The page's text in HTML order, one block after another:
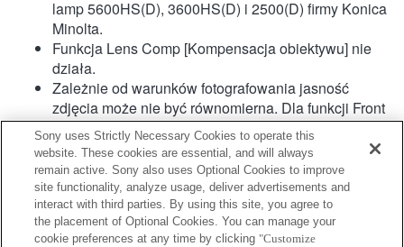
lamp 5600HS(D), 3600HS(D) i 2500(D) firmy Konica
Minolta.
Funkcja Lens Comp [Kompensacja obiektywu] nie
działa.
Zależnie od warunków fotografowania jasność
zdjęcia może nie być równomierna. Dla funkcji Front
Curtain Shutter [Pierwsza kurtyna migawki] ustawić
wartość Off [Wył.].
Podczas nagrywania filmu z użyciem autofokusu
dźwięk pracy obiektywu może się również nagrać.
Nie możemy zagwarantować wydajnej pracy
hybrydowego systemu AF z detekcją fazy.
Sony uses Strictly Necessary Cookies to operate this
website. These cookies are essential, and will always
remain active. Sony also uses Optional Cookies to improve
site functionality, analyze usage, deliver advertisements and
interact with third parties. By using this site, you agree to
the placement of Optional Cookies. You can manage your
cookie preferences at any time by clicking "Customize